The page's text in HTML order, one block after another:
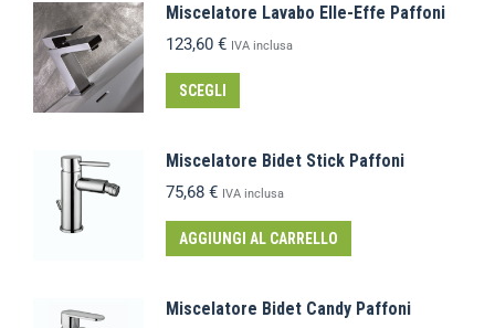
Miscelatore Lavabo Elle-Effe Paffoni
123,60 € IVA inclusa
SCEGLI
Miscelatore Bidet Stick Paffoni
75,68 € IVA inclusa
AGGIUNGI AL CARRELLO
Miscelatore Bidet Candy Paffoni